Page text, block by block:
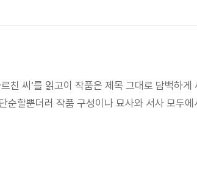
친 씨‘를 읽고이 작품은 제목 그대로 담백하
할뿐더러 작품 구성이나 묘사와 서사 모두